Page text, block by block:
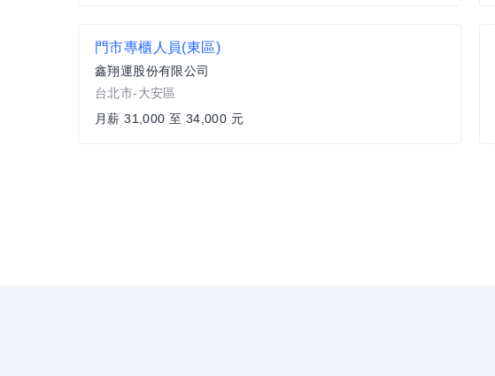
門市專櫃人員(東區)
鑫翔運股份有限公司
台北市-大安區
月薪 31,000 至 34,000 元